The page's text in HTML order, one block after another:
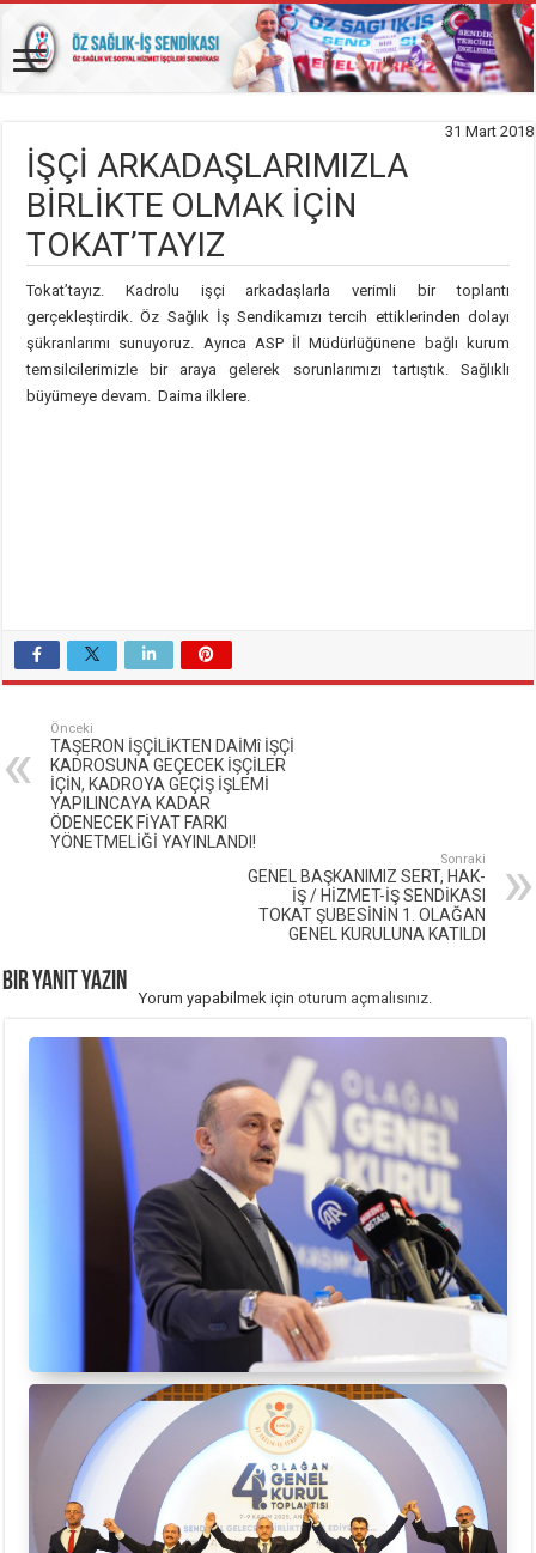
31 Mart 2018
İŞÇİ ARKADAŞLARIMIZLA
BİRLİKTE OLMAK İÇİN
TOKAT’TAYIZ
Tokat’tayız. Kadrolu işçi arkadaşlarla verimli bir toplantı
gerçekleştirdik. Öz Sağlık İş Sendikamızı tercih ettiklerinden dolayı
şükranlarımı sunuyoruz. Ayrıca ASP İl Müdürlüğünene bağlı kurum
temsilcilerimizle bir araya gelerek sorunlarımızı tartıştık. Sağlıklı
büyümeye devam. Daima ilklere.
Önceki
TAŞERON İŞÇİLİKTEN DAİMî İŞÇİ
KADROSUNA GEÇECEK İŞÇİLER
İÇİN, KADROYA GEÇİŞ İŞLEMİ
YAPILINCAYA KADAR
ÖDENECEK FİYAT FARKI
YÖNETMELİĞİ YAYINLANDI!
Sonraki
GENEL BAŞKANIMIZ SERT, HAK-
İŞ / HİZMET-İŞ SENDİKASI
TOKAT ŞUBESİNİN 1. OLAĞAN
GENEL KURULUNA KATILDI
Bir yanıt yazın
Yorum yapabilmek içinoturum açmalısınız.